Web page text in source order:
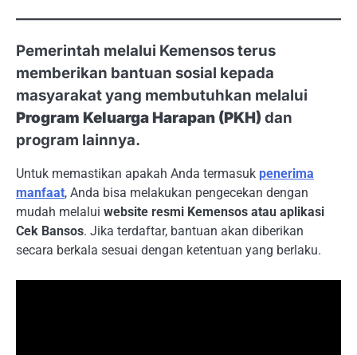
Pemerintah melalui Kemensos terus
memberikan bantuan sosial kepada
masyarakat yang membutuhkan melalui
Program Keluarga Harapan (PKH) dan
program lainnya.
Untuk memastikan apakah Anda termasuk penerima
manfaat, Anda bisa melakukan pengecekan dengan
mudah melalui website resmi Kemensos atau aplikasi
Cek Bansos. Jika terdaftar, bantuan akan diberikan
secara berkala sesuai dengan ketentuan yang berlaku.